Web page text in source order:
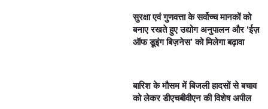
सुरक्षा एवं गुणवत्ता के सर्वोच्च मानकों को
बनाए रखते हुए उद्योग अनुपालन और ‘ईज़
ऑफ डूइंग बिज़नेस’ को मिलेगा बढ़ावा
बारिश के मौसम में बिजली हादसों से बचाव
को लेकर डीएचबीवीएन की विशेष अपील